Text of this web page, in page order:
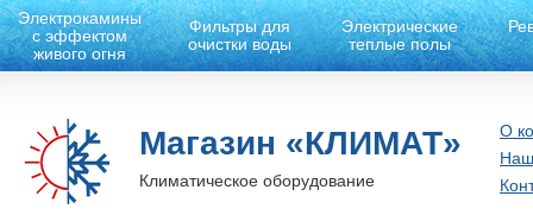
Электрокамины
с эффектом
живого огня
Фильтры для
очистки воды
Электрические
теплые полы
Магазин «КЛИМАТ»
Климатическое оборудование
О